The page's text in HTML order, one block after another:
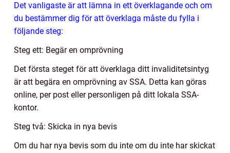
Det vanligaste är att lämna in ett överklagande och om
du bestämmer dig för att överklaga måste du fylla i
följande steg:
Steg ett: Begär en omprövning
Det första steget för att överklaga ditt invaliditetsintyg
är att begära en omprövning av SSA. Detta kan göras
online, per post eller personligen på ditt lokala SSA-
kontor.
Steg två: Skicka in nya bevis
Om du har nya bevis som du inte om du inte har skickat